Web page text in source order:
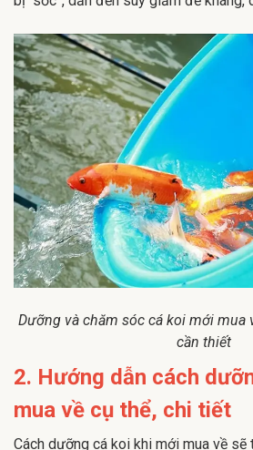
Dưỡng và chăm sóc cá koi mới mua
cần thiết
2. Hướng dẫn cách
mua về cụ thể, chi tiết
Cách dưỡng cá koi khi mới mua về sẽ